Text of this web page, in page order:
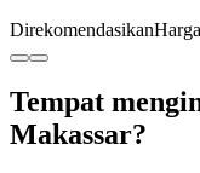
Direkomendasikan
Tempat
Makassar?